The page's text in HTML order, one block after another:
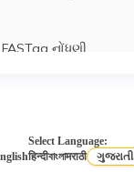
FASTag નોંધણી
Select Language:
हिन्दीবাংলাमराठी ગુજરાતી